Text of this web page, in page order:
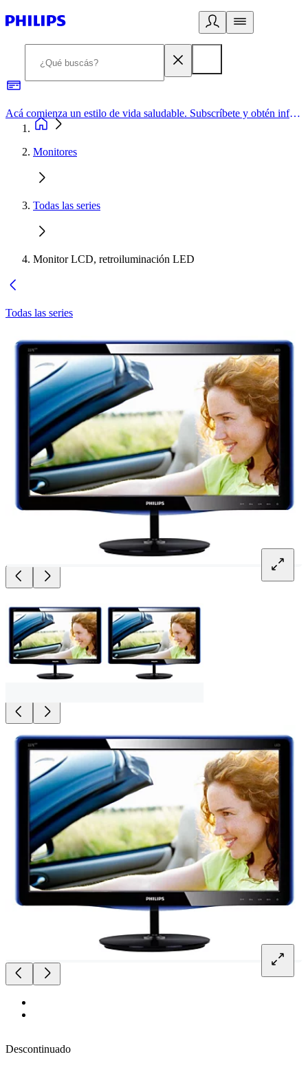
Acá comienza un estilo de vida saludable. Subscríbete y obtén información de primera mano
Monitores
Todas las series
Monitor LCD, retroiluminación LED
Todas las series
Descontinuado